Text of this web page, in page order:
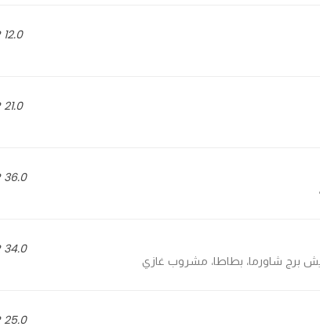
12.0 SAR
21.0 SAR
36.0 SAR
34.0 SAR
25.0 SAR